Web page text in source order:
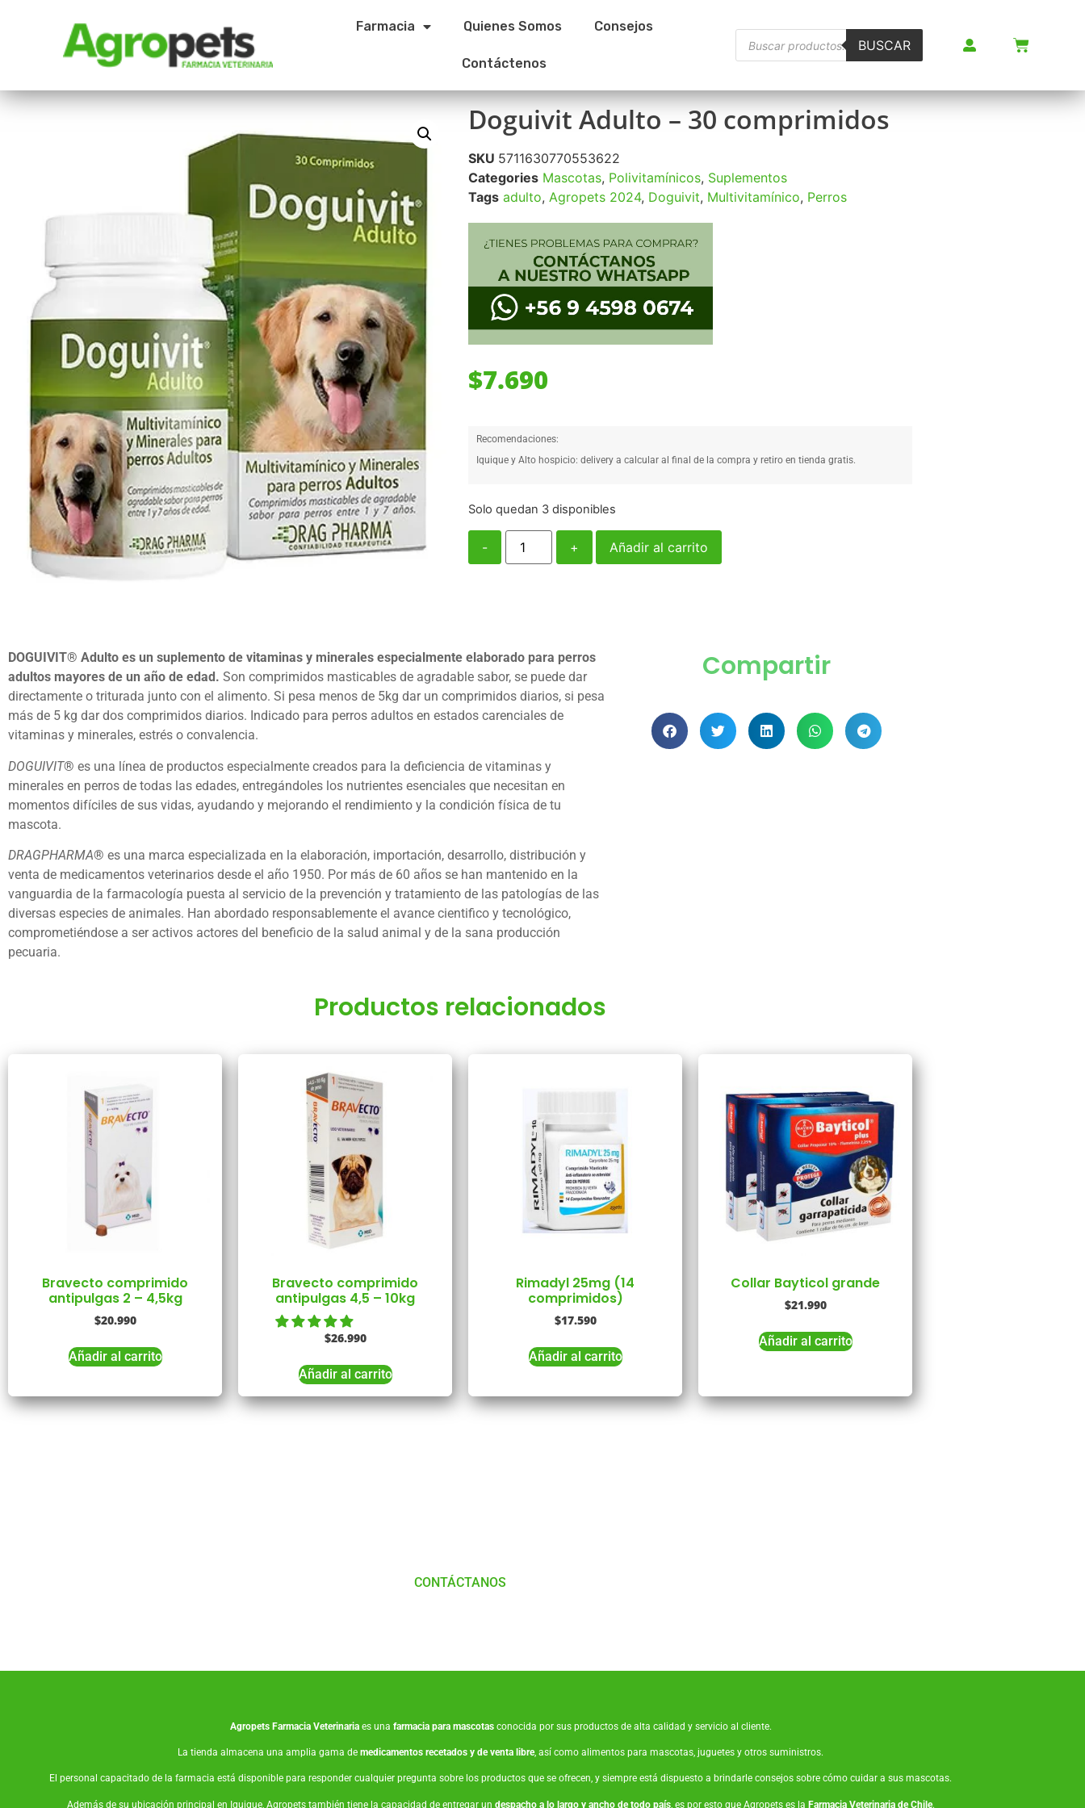
Farmacia Quienes Somos Consejos
Contáctenos
BUSCAR
Doguivit Adulto – 30 comprimidos
SKU 5711630770553622
Categories Mascotas, Polivitamínicos, Suplementos
Tags adulto, Agropets 2024, Doguivit, Multivitamínico, Perros
$7.690
Recomendaciones:
Iquique y Alto hospicio: delivery a calcular al final de la compra y retiro en tienda gratis.
Solo quedan 3 disponibles
- + Añadir al carrito
DOGUIVIT® Adulto es un suplemento de vitaminas y minerales especialmente elaborado para perros
adultos mayores de un año de edad . Son comprimidos masticables de agradable sabor, se puede dar
directamente o triturada junto con el alimento. Si pesa menos de 5kg dar un comprimidos diarios, si pesa
más de 5 kg dar dos comprimidos diarios. Indicado para perros adultos en estados carenciales de
vitaminas y minerales, estrés o convalencia.
DOGUIVIT® es una línea de productos especialmente creados para la deficiencia de vitaminas y
minerales en perros de todas las edades, entregándoles los nutrientes esenciales que necesitan en
momentos difíciles de sus vidas, ayudando y mejorando el rendimiento y la condición física de tu
mascota.
DRAGPHARMA® es una marca especializada en la elaboración, importación, desarrollo, distribución y
venta de medicamentos veterinarios desde el año 1950. Por más de 60 años se han mantenido en la
vanguardia de la farmacología puesta al servicio de la prevención y tratamiento de las patologías de las
diversas especies de animales. Han abordado responsablemente el avance cientifico y tecnológico,
comprometiéndose a ser activos actores del beneficio de la salud animal y de la sana producción
pecuaria.
Compartir
Productos relacionados
Bravecto comprimido
antipulgas 2 – 4,5kg
$20.990
Añadir al carrito
Bravecto comprimido
antipulgas 4,5 – 10kg
$26.990
Añadir al carrito
Rimadyl 25mg (14
comprimidos)
$17.590
Añadir al carrito
Collar Bayticol grande
$21.990
Añadir al carrito
CONTÁCTANOS
Agropets Farmacia Veterinariaes una farmacia para mascotasconocida por sus productos de alta calidad y servicio al cliente.
La tienda almacena una amplia gama de medicamentos recetados y de venta libre, así como alimentos para mascotas, juguetes y otros suministros.
El personal capacitado de la farmacia está disponible para responder cualquier pregunta sobre los productos que se ofrecen, y siempre está dispuesto a brindarle consejos sobre cómo cuidar a sus mascotas.
Además de su ubicación principal en Iquique, Agropets también tiene la capacidad de entregar un despacho a lo largo y ancho de todo país, es por esto que Agropets es la Farmacia Veterinaria de Chile.